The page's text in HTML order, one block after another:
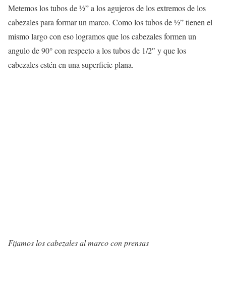
Metemos los tubos de ½” a los agujeros de los extremos de los
cabezales para formar un marco. Como los tubos de ½” tienen el
mismo largo con eso logramos que los cabezales formen un
angulo de 90° con respecto a los tubos de 1/2″ y que los
cabezales estén en una superficie plana.
Fijamos los cabezales al marco con prensas